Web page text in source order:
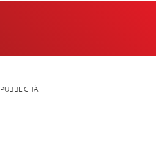
PUBBLICITÀ